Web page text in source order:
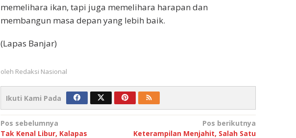
memelihara ikan, tapi juga memelihara harapan dan
membangun masa depan yang lebih baik.
(Lapas Banjar)
oleh Redaksi Nasional
Ikuti Kami Pada
Navigasi
Pos sebelumnya
Tak Kenal Libur, Kalapas
Pos berikutnya
Keterampilan Menjahit, Salah Satu